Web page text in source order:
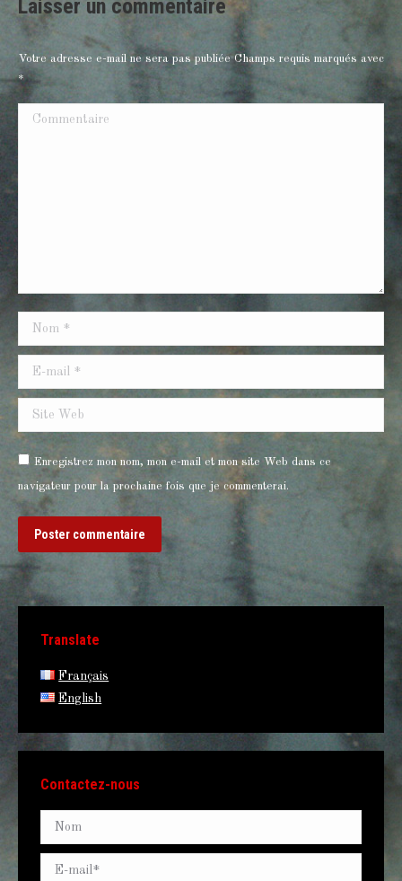
Laisser un commentaire
Votre adresse e-mail ne sera pas publiée Champs requis marqués avec
*
Commentaire
Nom *
E-mail *
Site Web
Enregistrez mon nom, mon e-mail et mon site Web dans ce
navigateur pour la prochaine fois que je commenterai.
Poster commentaire
Translate
Français
English
Contactez-nous